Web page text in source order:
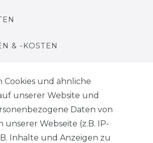
& -KOSTEN
Cookies und ähnliche
unserer Website und
Daten von
unserer Webseite (z.B. IP-
Inhalte und Anzeigen zu